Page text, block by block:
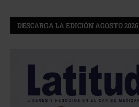
DESCARGA LA EDICIÓN AGOSTO 2026